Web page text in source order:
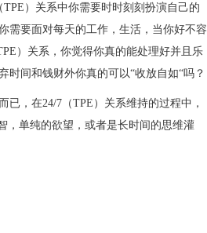
）关系中你需要时时刻刻扮演自己的
需要面对每天的工作，生活，当你好不容
）关系，你觉得你真的能处理好并且乐
间和钱财外你真的可以“收放自如“吗？
，在24/7（TPE）关系维持的过程中，
，单纯的欲望，或者是长时间的思维灌